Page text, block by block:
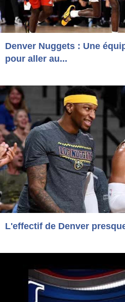
Denver Nuggets : Une
pour aller au...
L'effectif de Denver